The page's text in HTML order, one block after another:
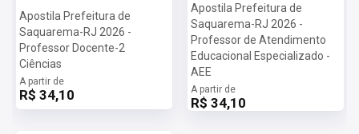
Apostila Prefeitura de
Saquarema-RJ 2026 -
Professor Docente-2
Ciências
A partir de
R$ 34,10
Apostila Prefeitura de
Saquarema-RJ 2026 -
Professor de Atendimento
Educacional Especializado -
AEE
A partir de
R$ 34,10